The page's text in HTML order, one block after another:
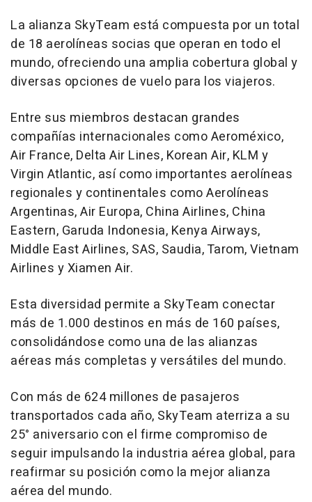
La alianza SkyTeam está compuesta por un total
de 18 aerolíneas socias que operan en todo el
mundo, ofreciendo una amplia cobertura global y
diversas opciones de vuelo para los viajeros.
Entre sus miembros destacan grandes
compañías internacionales como Aeroméxico,
Air France, Delta Air Lines, Korean Air, KLM y
Virgin Atlantic, así como importantes aerolíneas
regionales y continentales como Aerolíneas
Argentinas, Air Europa, China Airlines, China
Eastern, Garuda Indonesia, Kenya Airways,
Middle East Airlines, SAS, Saudia, Tarom, Vietnam
Airlines y Xiamen Air.
Esta diversidad permite a SkyTeam conectar
más de 1.000 destinos en más de 160 países,
consolidándose como una de las alianzas
aéreas más completas y versátiles del mundo.
Con más de 624 millones de pasajeros
transportados cada año, SkyTeam aterriza a su
25° aniversario con el firme compromiso de
seguir impulsando la industria aérea global, para
reafirmar su posición como la mejor alianza
aérea del mundo.